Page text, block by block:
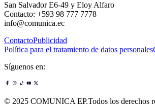
San Salvador E6-49 y Eloy Alfaro
Contacto: +593 98 777 7778
info@comunica.ec
ContactoPublicidad
Política para el tratamiento de datos personales
Síguenos en:
© 2025 COMUNICA EP.Todos los derechos